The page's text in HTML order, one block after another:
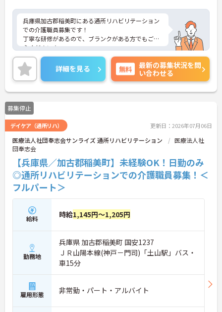
兵庫県加古郡稲美町にある通所リハビリテーション
での介護職員募集です！
丁寧な研修があるので、ブランクがある方でもご安
心ください☆
グループ内保育園利用で保育料補助があり、育休産
休や時短勤務等の制度もあるので、子育てとの両立
支援制度が充実しています。
ご興味のある方には、面接対策ポイントなど、さら
に詳細をお話しいたしますのでお気軽にご相談くだ
さい！
詳細を見る 無料
最新の募集状況を問
い合わせる
募集停止
デイケア（通所リハ） 更新日：2026年07月06日
医療法人社団奉志会サンライズ 通所リハビリテーション
医療法人社
団奉志会
【兵庫県／加古郡稲美町】未経験OK！日勤のみ
◎通所リハビリテーションでの介護職員募集！＜
フルパート＞
給料 時給1,145円～1,205円
勤務地
兵庫県 加古郡稲美町 国安1237
ＪＲ山陽本線(神戸－門司)「土山駅」バス・
車15分
雇用形態 非常勤・パート・アルバイト